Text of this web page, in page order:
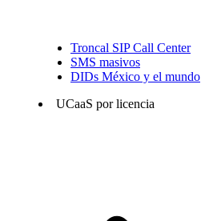
Troncal SIP Call Center
SMS masivos
DIDs México y el mundo
UCaaS por licencia